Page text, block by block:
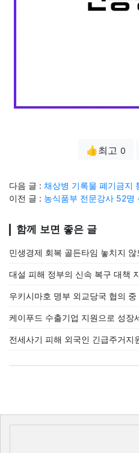
👍최고 0
다음 글 : 채상병 기록물 폐기금지
이전 글 : 농식품부 전문강사 52명
함께 보면 좋은 글
민생경제 회복 골든타임 놓치지 않
대설 피해 정부의 신속 복구 대책
우키시마호 명부 외교당국 협의 중
케이푸드 수출기업 지원으로 성장
전세사기 피해 외국인 긴급주거지